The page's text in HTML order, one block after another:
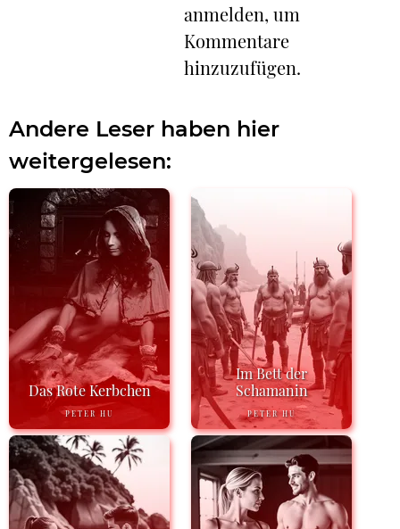
anmelden, um
Kommentare
hinzuzufügen.
Andere Leser haben hier
weitergelesen:
Das Rote Kerbchen
PETER HU
Im Bett der
Schamanin
PETER HU